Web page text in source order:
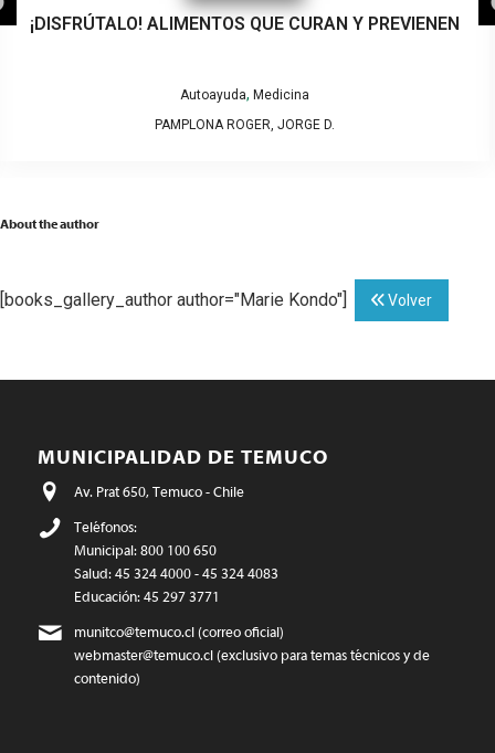
¡DISFRÚTALO! ALIMENTOS QUE CURAN Y PREVIENEN
Autoayuda, Medicina
PAMPLONA ROGER, JORGE D.
About the author
[books_gallery_author author="Marie Kondo"] Volver
MUNICIPALIDAD DE TEMUCO
Av. Prat 650, Temuco - Chile
Teléfonos:
Municipal: 800 100 650
Salud: 45 324 4000 - 45 324 4083
Educación: 45 297 3771
munitco@temuco.cl(correo oficial)
webmaster@temuco.cl(exclusivo para temas técnicos y de
contenido)